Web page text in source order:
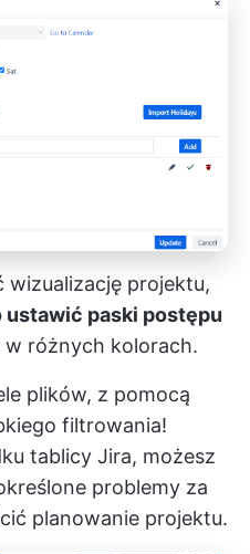
wizualizację projektu,
ustawić paski postępu
w różnych kolorach.
plików, z pomocą
filtrowania!
tablicy Jira, możesz
problemy za
planowanie projektu.